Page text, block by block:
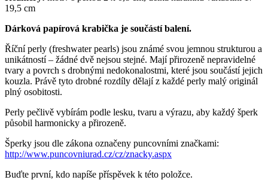
19,5 cm
Dárková papírová krabička je součástí balení.
Říční perly (freshwater pearls) jsou známé svou jemnou strukturou a
unikátností – žádné dvě nejsou stejné. Mají přirozeně nepravidelné
tvary a povrch s drobnými nedokonalostmi, které jsou součástí jejich
kouzla. Právě tyto drobné rozdíly dělají z každé perly malý originál
plný osobitosti.
Perly pečlivě vybírám podle lesku, tvaru a výrazu, aby každý šperk
působil harmonicky a přirozeně.
Šperky jsou dle zákona označeny puncovními značkami:
http://www.puncovniurad.cz/cz/znacky.aspx
Buďte první, kdo napíše příspěvek k této položce.